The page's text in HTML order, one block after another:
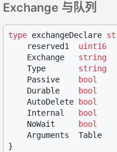
Exchange 与队列
type exchangeDeclare
    reserved1
uint16
    Exchange
string
    Type
string
    Passive
bool
    Durable
bool
    AutoDelete
bool
    Internal
bool
    NoWait
bool
    Arguments  Table
}